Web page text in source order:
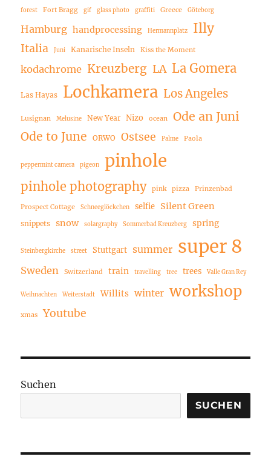
forest Fort Bragg gif glass photo graffiti Greece Göteborg
Hamburg handprocessing Hermannplatz Illy
Italia Juni Kanarische Inseln Kiss the Moment
kodachrome Kreuzberg LA La Gomera
Las Hayas Lochkamera Los Angeles
Lusignan Melusine New Year Nizo ocean
Ode an Juni
Ode to June
ORWO Ostsee Palme Paola
peppermint camera pigeon pinhole
pinhole photography pink pizza Prinzenbad
Prospect Cottage Schneeglöckchen selfie Silent Green
snippets snow solargraphy Sommerbad Kreuzberg spring
Steinbergkirche street Stuttgart summer super 8
Sweden Switzerland train travelling tree trees Valle Gran Rey
Weihnachten Weiterstadt Willits winter workshop
xmas Youtube
Suchen
SUCHEN